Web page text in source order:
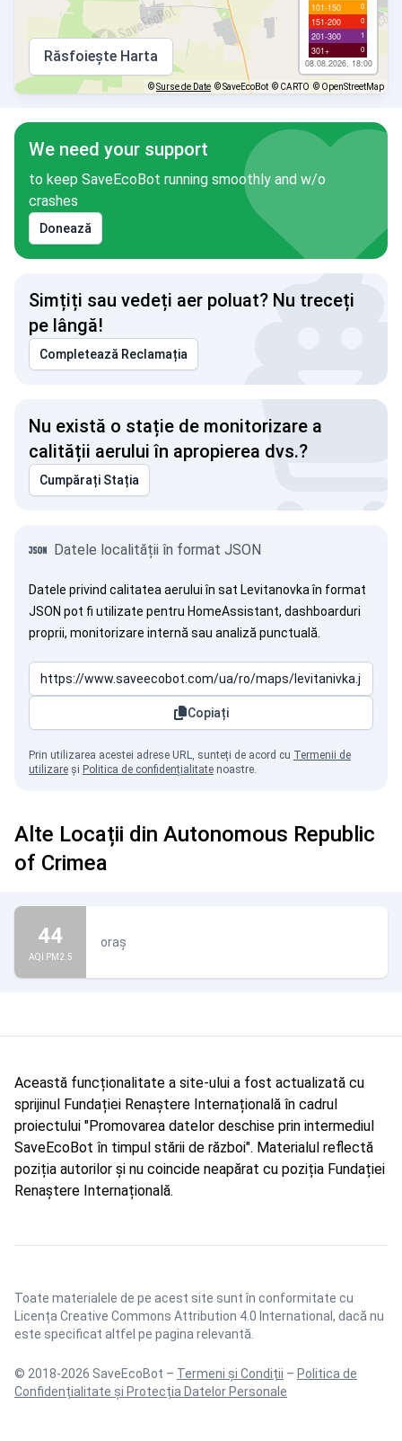
101-150 0
151-200 0
201-300 1
301+ 0
08.08.2026, 18:00
Răsfoiește Harta
©Surse de Date © SaveEcoBot © CARTO © OpenStreetMap
We need your support
to keep SaveEcoBot running smoothly and w/o
crashes
Donează
Simțiți sau vedeți aer poluat? Nu treceți
pe lângă!
Completează Reclamația
Nu există o stație de monitorizare a
calității aerului în apropierea dvs.?
Cumpărați Stația
Datele localității în format JSON
Datele privind calitatea aerului în sat Levitanovka în format
JSON pot fi utilizate pentru HomeAssistant, dashboarduri
proprii, monitorizare internă sau analiză punctuală.
Copiați
Prin utilizarea acestei adrese URL, sunteți de acord cu Termenii de
utilizare și Politica de confidențialitate noastre.
Alte Locații din Autonomous Republic
of Crimea
44
AQI PM2.5
oraș
Această funcționalitate a site-ului a fost actualizată cu
sprijinul Fundației Renaștere Internațională în cadrul
proiectului "Promovarea datelor deschise prin intermediul
SaveEcoBot în timpul stării de război". Materialul reflectă
poziția autorilor și nu coincide neapărat cu poziția Fundației
Renaștere Internațională.
Toate materialele de pe acest site sunt în conformitate cu
Licența Creative Commons Attribution 4.0 International , dacă nu
este specificat altfel pe pagina relevantă.
© 2018-2026 SaveEcoBot – Termeni și Condiții – Politica de
Confidențialitate și Protecția Datelor Personale